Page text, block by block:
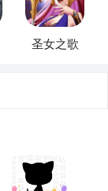
配兵推荐了，
息和内容关注
内容。圣女之歌